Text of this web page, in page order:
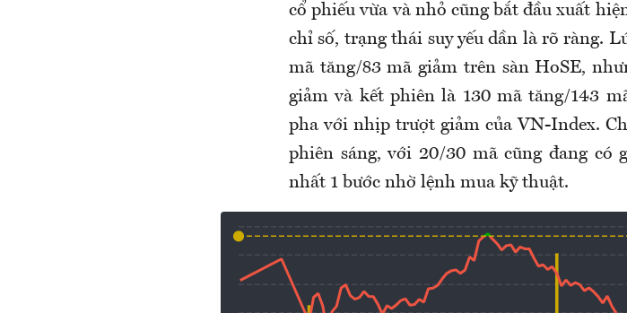
cổ phiếu vừa và nhỏ cũng bắt đầu xuất
chỉ số, trạng thái suy yếu dần là rõ ràng.
mã tăng/83 mã giảm trên sàn HoSE,
giảm và kết phiên là 130 mã tăng/143
pha với nhịp trượt giảm của VN-Index.
phiên sáng, với 20/30 mã cũng đang
nhất 1 bước nhờ lệnh mua kỹ thuật.